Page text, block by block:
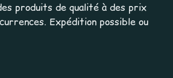
produits de qualité à des prix
Expédition possible ou